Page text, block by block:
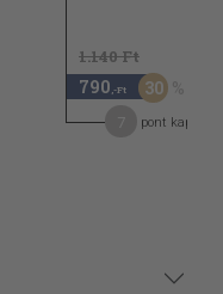
1.140 Ft
790 ,-Ft 30
pont kapható